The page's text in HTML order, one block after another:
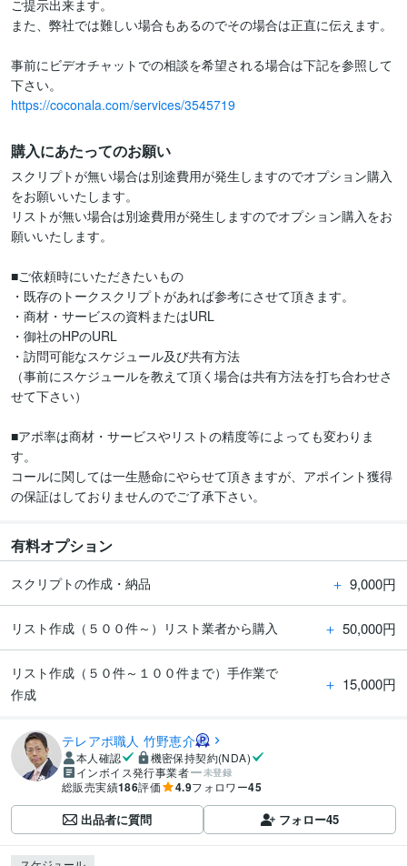
ご提示出来ます。
また、弊社では難しい場合もあるのでその場合は正直に伝えます。
事前にビデオチャットでの相談を希望される場合は下記を参照して
https://coconala.com/services/3545719
購入にあたってのお願い
スクリプトが無い場合は別途費用が発生しますのでオプション購入
をお願いいたします。
リストが無い場合は別途費用が発生しますのでオプション購入をお
願いいたします。
■ご依頼時にいただきたいもの
・既存のトークスクリプトがあれば参考にさせて頂きます。
・商材・サービスの資料またはURL
・御社のHPのURL
・訪問可能なスケジュール及び共有方法
（事前にスケジュールを教えて頂く場合は共有方法を打ち合わせさ
せて下さい）
■アポ率は商材・サービスやリストの精度等によっても変わりま
す。
コールに関しては一生懸命にやらせて頂きますが、アポイント獲得
の保証はしておりませんのでご了承下さい。
有料オプション
スクリプトの作成・納品 ＋ 9,000円
リスト作成（５００件～）リスト業者から購入 ＋ 50,000円
リスト作成（５０件～１００件まで）手作業で
作成
＋ 15,000円
テレアポ職人 竹野恵介
本人確認
機密保持契約(NDA)
インボイス発行事業者
未登録
総販売実績186評価 4.9フォロワー45
出品者に質問 フォロー45